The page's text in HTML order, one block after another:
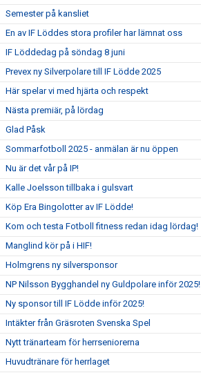
Semester på kansliet
En av IF Löddes stora profiler har lämnat oss
IF Löddedag på söndag 8 juni
Prevex ny Silverpolare till IF Lödde 2025
Här spelar vi med hjärta och respekt
Nästa premiär, på lördag
Glad Påsk
Sommarfotboll 2025 - anmälan är nu öppen
Nu är det vår på IP!
Kalle Joelsson tillbaka i gulsvart
Köp Era Bingolotter av IF Lödde!
Kom och testa Fotboll fitness redan idag lördag!
Manglind kör på i HIF!
Holmgrens ny silversponsor
NP Nilsson Bygghandel ny Guldpolare inför 2025!
Ny sponsor till IF Lödde inför 2025!
Intäkter från Gräsroten Svenska Spel
Nytt tränarteam för herrseniorerna
Huvudtränare för herrlaget